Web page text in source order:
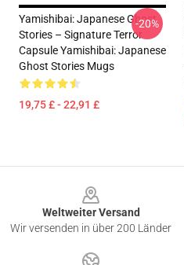
Yamishibai: Japanese Ghost
Stories – Signature Terror
Capsule Yamishibai: Japanese
Ghost Stories Mugs
19,75 £ - 22,91 £
-20%
Weltweiter Versand
Wir versenden in über 200 Länder